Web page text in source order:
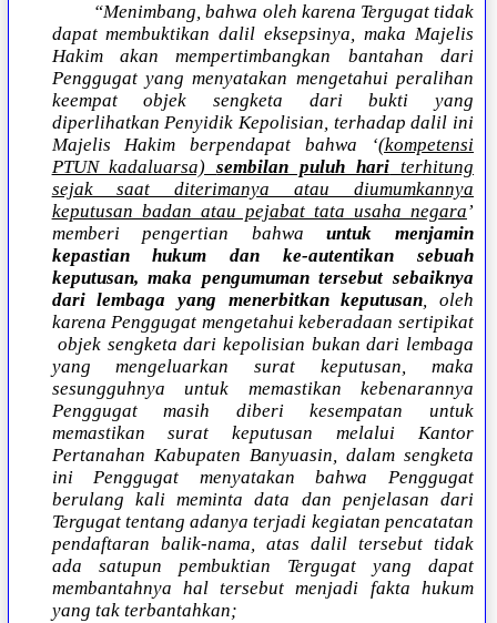
“Menimbang, bahwa oleh karena Tergugat tidak
dapat membuktikan dalil eksepsinya, maka Majelis
Hakim akan mempertimbangkan bantahan dari
Penggugat yang menyatakan mengetahui peralihan
keempat objek sengketa dari bukti yang
diperlihatkan Penyidik Kepolisian, terhadap dalil ini
Majelis Hakim berpendapat bahwa ‘(kompetensi
PTUN kadaluarsa)sembilan puluh hari terhitung
sejak saat diterimanya atau diumumkannya
keputusan badan atau pejabat tata usaha negara’
memberi pengertian bahwauntuk menjamin
kepastian hukum dan ke-autentikan sebuah
keputusan, maka pengumuman tersebut sebaiknya
dari lembaga yang menerbitkan keputusan, oleh
karena Penggugat mengetahui keberadaan sertipikat
objek sengketa dari kepolisian bukan dari lembaga
yang mengeluarkan surat keputusan, maka
sesungguhnya untuk memastikan kebenarannya
Penggugat masih diberi kesempatan untuk
memastikan surat keputusan melalui Kantor
Pertanahan Kabupaten Banyuasin, dalam sengketa
ini Penggugat menyatakan bahwa Penggugat
berulang kali meminta data dan penjelasan dari
Tergugat tentang adanya terjadi kegiatan pencatatan
pendaftaran balik-nama, atas dalil tersebut tidak
ada satupun pembuktian Tergugat yang dapat
membantahnya hal tersebut menjadi fakta hukum
yang tak terbantahkan;